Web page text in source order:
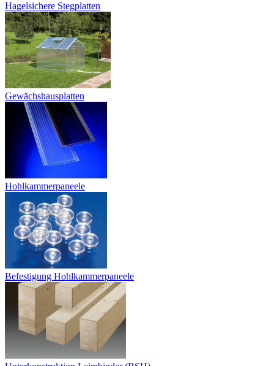
Hagelsichere Stegplatten
Gewächshausplatten
Hohlkammerpaneele
Befestigung Hohlkammerpaneele